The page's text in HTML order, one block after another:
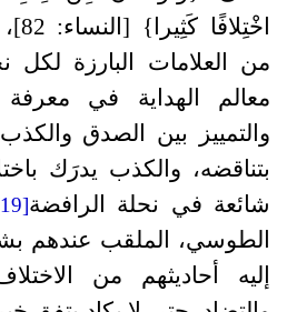
من العلامات البارزة لكل
معالم الهداية في
والتمييز بين الصدق
بتناقضه، والكذب يدرَك
شائعة في نحلة الرافضة[19]
الطوسي، الملقب عندهم
إليه أحاديثهم من